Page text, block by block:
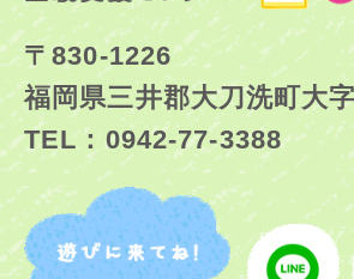
〒830-1226
福岡県三井郡大刀洗町大
TEL：0942-77-3388